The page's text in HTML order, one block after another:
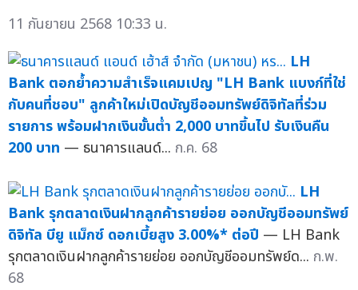
11 กันยายน 2568 10:33 น.
LH
Bank ตอกย้ำความสำเร็จแคมเปญ "LH Bank แบงก์ที่ใช่
กับคนที่ชอบ" ลูกค้าใหม่เปิดบัญชีออมทรัพย์ดิจิทัลที่ร่วม
รายการ พร้อมฝากเงินขั้นต่ำ 2,000 บาทขึ้นไป รับเงินคืน
200 บาท — ธนาคารแลนด์... ก.ค. 68
LH
Bank รุกตลาดเงินฝากลูกค้ารายย่อย ออกบัญชีออมทรัพย์
ดิจิทัล บียู แม็กซ์ ดอกเบี้ยสูง 3.00%* ต่อปี — LH Bank
รุกตลาดเงินฝากลูกค้ารายย่อย ออกบัญชีออมทรัพย์ด... ก.พ.
68